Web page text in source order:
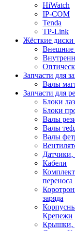
HiWatch
IP-COM
Tenda
TP-Link
Жёсткие диски
Внешние
Запчасти для
Валы
Запчасти для
Блоки
Блоки
Валы
Валы
Валы
Кабели
переноса
заряда
Крепежи
Крышки,